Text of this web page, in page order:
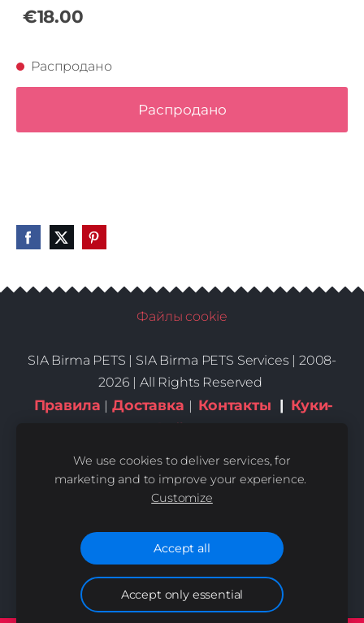
€18.00
Распродано
Распродано
Файлы cookie
SIA Birma PETS |
SIA Birma PETS Services | 2008-
2026 | All Rights Reserved
Правила Доставка Контакты | Куки-
файлы
We use cookies to deliver services, for
marketing and to improve your experience.
Customize
Accept all
Accept only essential